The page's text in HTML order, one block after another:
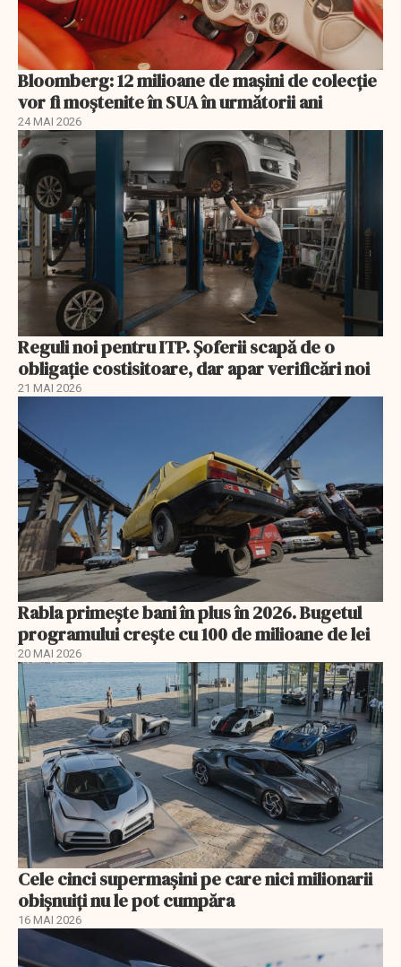
Bloomberg: 12 milioane de mașini de colecție
vor fi moștenite în SUA în următorii ani
24 MAI 2026
Reguli noi pentru ITP. Șoferii scapă de o
obligație costisitoare, dar apar verificări noi
21 MAI 2026
Rabla primește bani în plus în 2026. Bugetul
programului crește cu 100 de milioane de lei
20 MAI 2026
Cele cinci supermașini pe care nici milionarii
obișnuiți nu le pot cumpăra
16 MAI 2026